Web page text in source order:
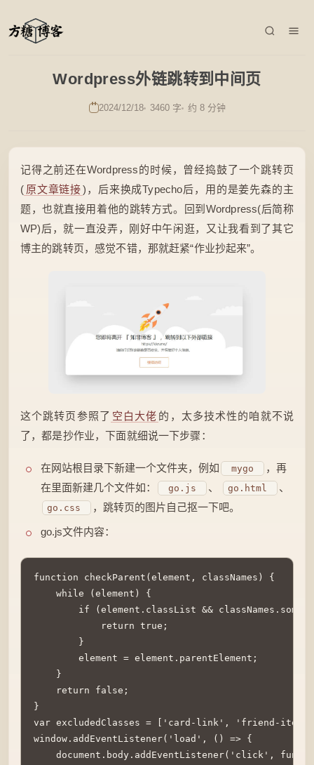
Wordpress外链跳转到中间页
2024/12/18 3460 字 约 8 分钟
记得之前还在Wordpress的时候，曾经捣鼓了一个跳转页
( 原文章链接)，后来换成Typecho后，用的是姜先森的主
题，也就直接用着他的跳转方式。回到Wordpress(后简称
WP)后，就一直没弄，刚好中午闲逛，又让我看到了其它
博主的跳转页，感觉不错，那就赶紧“作业抄起来”。
这个跳转页参照了 空白大佬 的，太多技术性的咱就不说
了，都是抄作业，下面就细说一下步骤：
在网站根目录下新建一个文件夹，例如 mygo
，再
在里面新建几个文件如：
go.js 、 go.html 、
go.css ，跳转页的图片自己抠一下吧。
go.js文件内容：
function checkParent(element, classNames) {
    while (element) {
if (element.classList &&
            return true;
        }
        element = element.parentElement;
    }
    return false;
}
var excludedClasses = ['card-link', 'friend-
window.addEventListener('load', () => {
document.body.addEventListener('click',